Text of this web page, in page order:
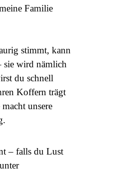
Familie
stimmt, kann
sie wird nämlich
du schnell
Koffern trägt
unsere
– falls du Lust